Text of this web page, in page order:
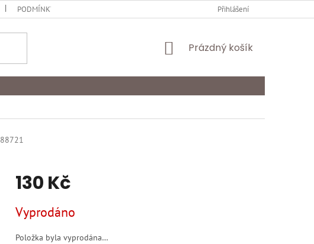
PODMÍNKY OCHRANY OSOBNÍCH ÚDAJŮ ODSTOUPENÍ OD
Přihlášení
NÁKUPNÍ
Prázdný košík
88721
130 Kč
cena:
Vyprodáno
Položka byla vyprodána…